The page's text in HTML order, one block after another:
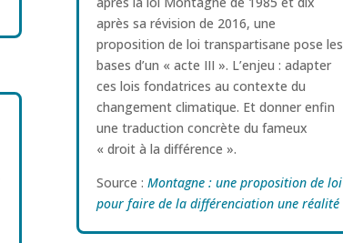
après sa révision de 2016, une
proposition de loi transpartisane pose les
bases d’un « acte III ». L’enjeu : adapter
ces lois fondatrices au contexte du
changement climatique. Et donner enfin
une traduction concrète du fameux
« droit à la différence ».
Source : Montagne : une proposition de loi
pour faire de la différenciation une réalité